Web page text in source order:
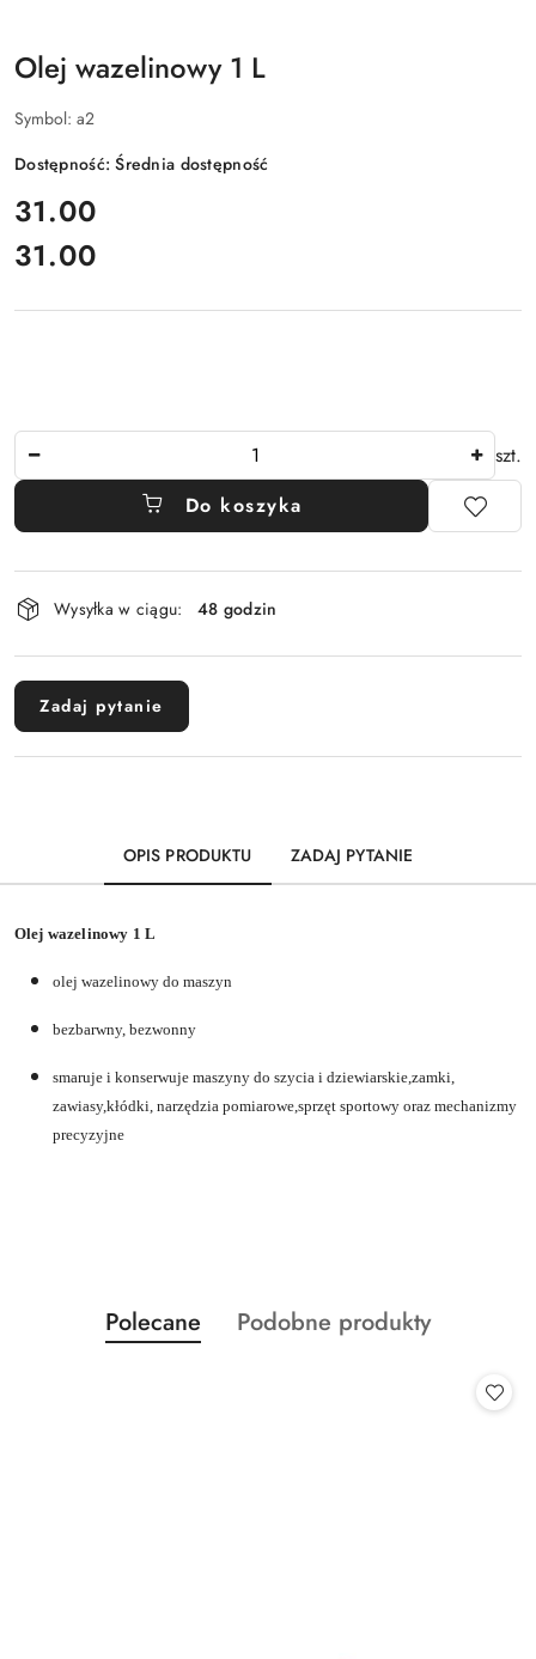
Olej wazelinowy 1 L
Symbol: a2
Dostępność:Średnia dostępność
cena:
31.00
Cena:
31.00
szt.
Do koszyka
Dostępność
i
dostawa
Wysyłka w ciągu: 48 godzin
Zadaj pytanie
OPIS PRODUKTU ZADAJ PYTANIE
Olej wazelinowy 1 L
olej wazelinowy do maszyn
bezbarwny, bezwonny
smaruje i konserwuje maszyny do szycia i dziewiarskie,zamki,
zawiasy,kłódki, narzędzia pomiarowe,sprzęt sportowy oraz mechanizmy
precyzyjne
Pomiń karuzelę produktów
Produkty
o
Polecane
Produkty
Podobne produkty